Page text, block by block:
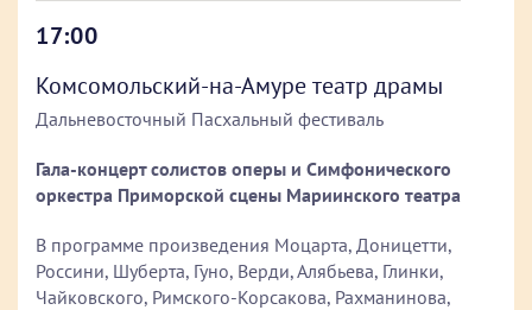
17:00
Комсомольский-на-Амуре театр драмы
Дальневосточный Пасхальный фестиваль
Гала-концерт солистов оперы и Симфонического
оркестра Приморской сцены Мариинского театра
В программе произведения Моцарта, Доницетти,
Россини, Шуберта, Гуно, Верди, Алябьева, Глинки,
Чайковского, Римского-Корсакова, Рахманинова,